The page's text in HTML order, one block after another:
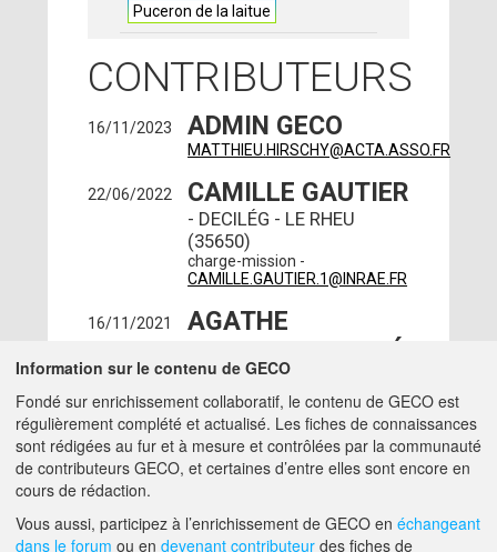
Puceron de la laitue
CONTRIBUTEURS
16/11/2023 ADMIN GECO
MATTHIEU.HIRSCHY@ACTA.ASSO.FR
22/06/2022 CAMILLE GAUTIER
- DECILÉG - LE RHEU
(35650)
charge-mission -
CAMILLE.GAUTIER.1@INRAE.FR
16/11/2021
AGATHE
- DECILÉG - RENNES
(35700)
charge-mission -
AGATHE.MANSION-
VAQUIE@INRAE.FR
A PROPOS DE GECO AIDE
Information sur le contenu de GECO
Fondé sur enrichissement collaboratif, le contenu de GECO est
régulièrement complété et actualisé. Les fiches de connaissances
sont rédigées au fur et à mesure et contrôlées par la communauté
de contributeurs GECO, et certaines d’entre elles sont encore en
cours de rédaction.
Vous aussi, participez à l’enrichissement de GECO en échangeant
dans le forum ou en devenant contributeur des fiches de